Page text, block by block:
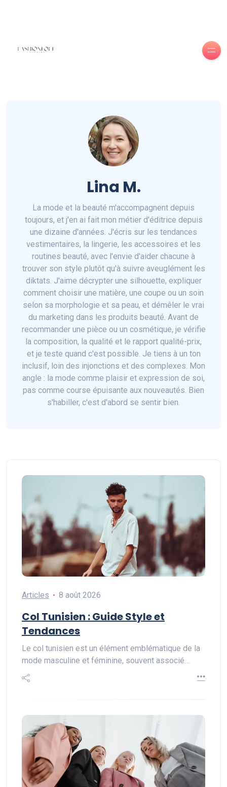
Lina M.
La mode et la beauté m'accompagnent depuis
toujours, et j'en ai fait mon métier d'éditrice depuis
une dizaine d'années. J'écris sur les tendances
vestimentaires, la lingerie, les accessoires et les
routines beauté, avec l'envie d'aider chacune à
trouver son style plutôt qu'à suivre aveuglément les
diktats. J'aime décrypter une silhouette, expliquer
comment choisir une matière, une coupe ou un soin
selon sa morphologie et sa peau, et démêler le vrai
du marketing dans les produits beauté. Avant de
recommander une pièce ou un cosmétique, je vérifie
la composition, la qualité et le rapport qualité-prix,
et je teste quand c'est possible. Je tiens à un ton
inclusif, loin des injonctions et des complexes. Mon
angle : la mode comme plaisir et expression de soi,
pas comme course épuisante aux nouveautés. Bien
s'habiller, c'est d'abord se sentir bien.
Articles 8 août 2026
Col Tunisien : Guide Style et
Tendances
Le col tunisien est un élément emblématique de la
mode masculine et féminine, souvent associé…